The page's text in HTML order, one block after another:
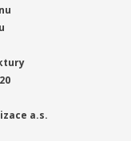
a.s.